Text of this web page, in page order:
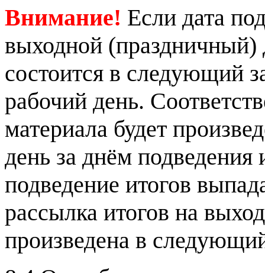
Внимание! Если дата
выходной (праздничный)
состоится в следующий
рабочий день.
материала будет
день за днём подведения
подведение итогов
рассылка итогов на
произведена в